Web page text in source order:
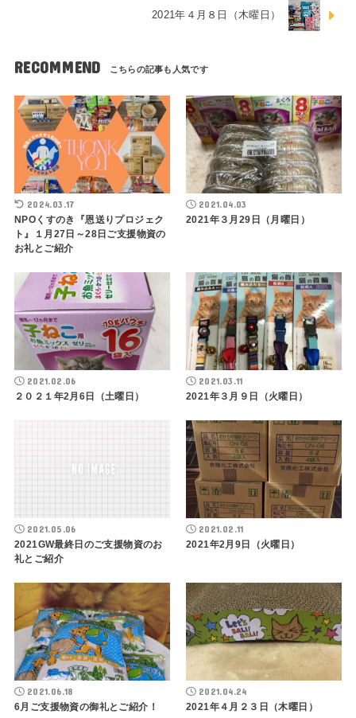
2021年４月８日（木曜日）
RECOMMEND
2024.03.17
NPOくすのき『恩送りプロジェク
ト』１月27日～28日ご支援物資の
お礼とご紹介
2021.04.03
2021年３月29日（月曜日）
2021.02.06
２０２１年2月6日（土曜日）
2021.03.11
2021年３月９日（火曜日）
2021.05.06
2021GW最終日のご支援物資のお
礼とご紹介
2021.02.11
2021年2月9日（火曜日）
2021.06.18
6月ご支援物資の御礼とご紹介！
2021.04.24
2021年４月２３日（木曜日）